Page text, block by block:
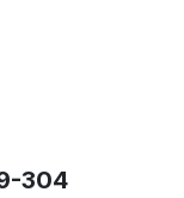
304